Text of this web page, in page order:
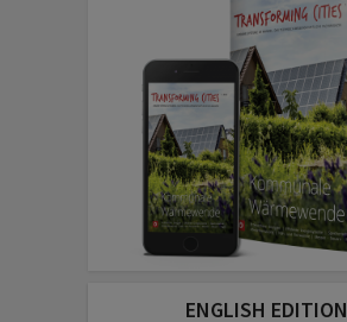
ENGLISH EDITION